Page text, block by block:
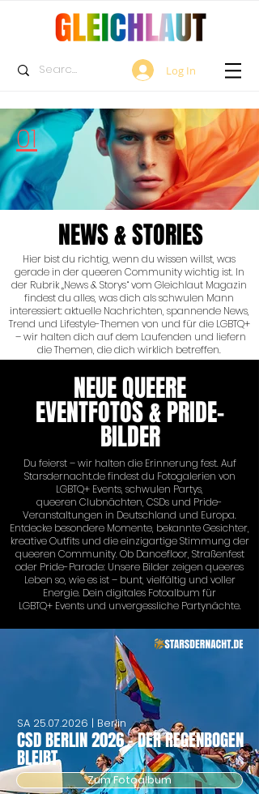
Log In
01
NEWS & STORIES
Hier bist du richtig, wenn du wissen willst, was
gerade in der queeren Community wichtig ist. In
der Rubrik „News & Storys“ vom Gleichlaut Magazin
findest du alles, was dich als schwulen Mann
interessiert: aktuelle Nachrichten, spannende News,
Trend und Lifestyle-Themen von und für die LGBTQ+
– wir halten dich auf dem Laufenden und liefern
die Themen, die dich wirklich betreffen.
NEUE QUEERE
EVENTFOTOS & PRIDE-
BILDER
Du feierst – wir halten die Erinnerung fest. Auf
Starsdernacht.de findest du Fotogalerien von
LGBTQ+ Events, schwulen Partys,
queeren Clubnächten, CSDs und Pride-
Veranstaltungen in Deutschland und Europa.
Entdecke besondere Momente, bekannte Gesichter,
kreative Outfits und die einzigartige Stimmung der
queeren Community. Ob Dancefloor, Straßenfest
oder Pride-Parade: Unsere Bilder zeigen queeres
Leben so, wie es ist – bunt, vielfältig und voller
Energie. Dein digitales Fotoalbum für
LGBTQ+ Events und unvergessliche Partynächte.
CSD BERLIN 2026 - DER REGENBOGEN
BLEIBT
SA 25.07.2026 | Berlin
Zum Fotoalbum